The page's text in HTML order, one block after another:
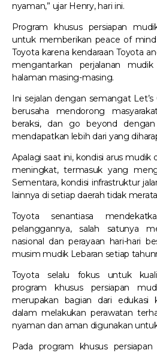
nyaman,” ujar Henry, hari ini.
Program khusus persiapan
untuk memberikan peace of
Toyota karena kendaraan Toyota
mengantarkan perjalanan
halaman masing-masing.
Ini sejalan dengan semangat
berusaha mendorong
beraksi, dan go beyond
mendapatkan lebih dari yang
Apalagi saat ini, kondisi arus
meningkat, termasuk yang
Sementara, kondisi infrastruktur
lainnya di setiap daerah tidak
Toyota senantiasa
pelanggannya, salah satunya
nasional dan perayaan hari-hari
musim mudik Lebaran setiap
Toyota selalu fokus untuk
program khusus persiapan
merupakan bagian dari edukasi
dalam melakukan perawatan
nyaman dan aman digunakan
Pada program khusus